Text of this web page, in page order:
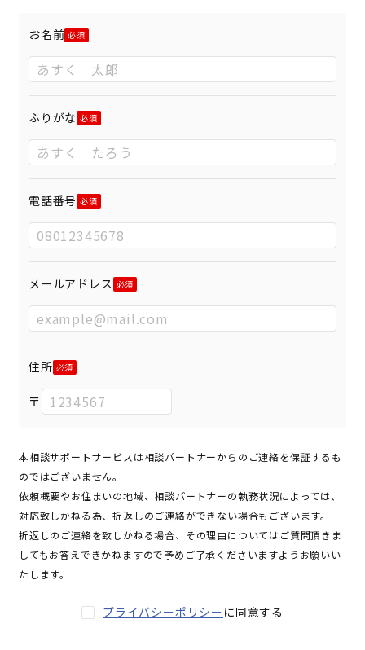
お名前
ふりがな
電話番号
メールアドレス
住所
〒
本相談サポートサービスは相談パートナーからのご連絡を保証するも
のではございません。
依頼概要やお住まいの地域、相談パートナーの執務状況によっては、
対応致しかねる為、折返しのご連絡ができない場合もございます。
折返しのご連絡を致しかねる場合、その理由についてはご質問頂きま
してもお答えできかねますので予めご了承くださいますようお願いい
たします。
プライバシーポリシー に同意する